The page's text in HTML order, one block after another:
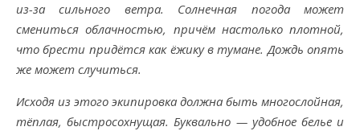
из-за сильного ветра. Солнечная погода может
смениться облачностью, причём настолько плотной,
что брести придётся как ёжику в тумане. Дождь опять
же может случиться.
Исходя из этого экипировка должна быть многослойная,
тёплая, быстросохнущая. Буквально — удобное белье и